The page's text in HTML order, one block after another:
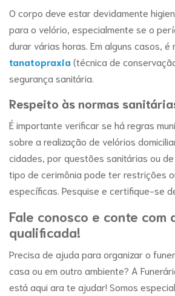
O corpo deve estar devidamente
para o velório, especialmente se o
durar várias horas. Em alguns casos,
tanatopraxia(técnica de
segurança sanitária.
Respeito às normas
É importante verificar se há regras
sobre a realização de velórios
cidades, por questões sanitárias ou
tipo de cerimônia pode ter restrições
específicas. Pesquise e certifique-se
Fale conosco e conte com
qualificada!
Precisa de ajuda para organizar o
casa ou em outro ambiente? A
está aqui ara te ajudar! Somos